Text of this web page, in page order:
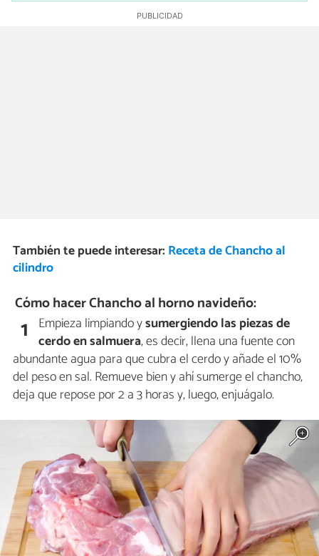
También te puede interesar: Receta de Chancho al
cilindro
Cómo hacer Chancho al horno navideño:
1 Empieza limpiando ysumergiendo las piezas de
cerdo en salmuera, es decir, llena una fuente con
abundante agua para que cubra el cerdo y añade el 10%
del peso en sal. Remueve bien y ahí sumerge el chancho,
deja que repose por 2 a 3 horas y, luego, enjuágalo.